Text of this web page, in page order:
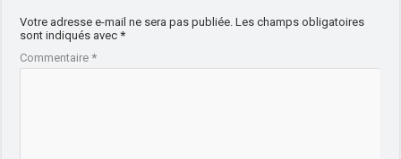
Votre adresse e-mail ne sera pas publiée. Les champs obligatoires
sont indiqués avec*
Commentaire*